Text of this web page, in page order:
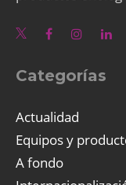
Categorías
Actualidad
Equipos y
A fondo